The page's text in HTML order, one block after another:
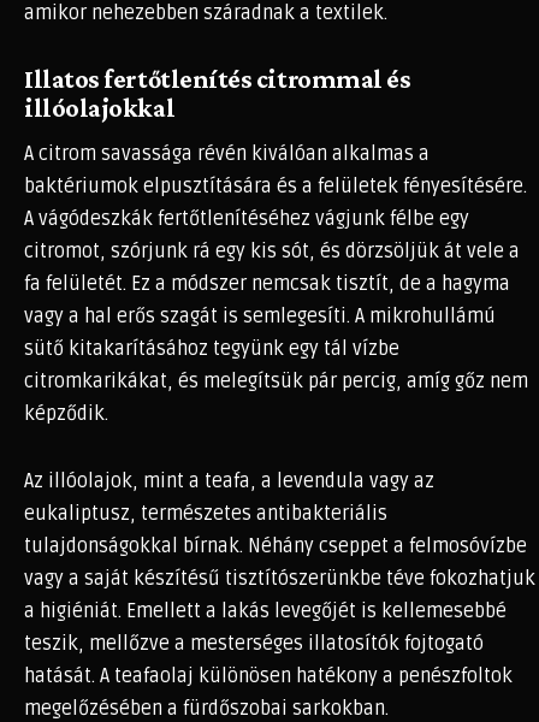
amikor nehezebben száradnak a textilek.
Illatos fertőtlenítés citrommal és
illóolajokkal
A citrom savassága révén kiválóan alkalmas a
baktériumok elpusztítására és a felületek fényesítésére.
A vágódeszkák fertőtlenítéséhez vágjunk félbe egy
citromot, szórjunk rá egy kis sót, és dörzsöljük át vele a
fa felületét. Ez a módszer nemcsak tisztít, de a hagyma
vagy a hal erős szagát is semlegesíti. A mikrohullámú
sütő kitakarításához tegyünk egy tál vízbe
citromkarikákat, és melegítsük pár percig, amíg gőz nem
képződik.
Az illóolajok, mint a teafa, a levendula vagy az
eukaliptusz, természetes antibakteriális
tulajdonságokkal bírnak. Néhány cseppet a felmosóvízbe
vagy a saját készítésű tisztítószerünkbe téve fokozhatjuk
a higiéniát. Emellett a lakás levegőjét is kellemesebbé
teszik, mellőzve a mesterséges illatosítók fojtogató
hatását. A teafaolaj különösen hatékony a penészfoltok
megelőzésében a fürdőszobai sarkokban.